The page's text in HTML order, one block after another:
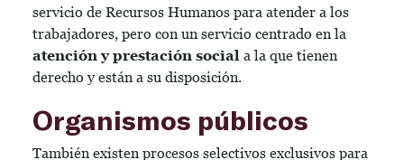
servicio de Recursos Humanos para atender a los
trabajadores, pero con un servicio centrado en la
atención y prestación social a la que tienen
derecho y están a su disposición.
Organismos públicos
También existen procesos selectivos exclusivos para